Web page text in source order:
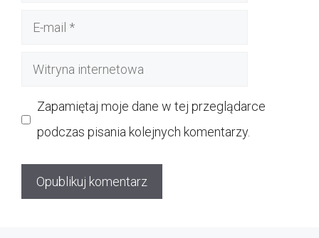
Witryna
Zapamiętaj moje dane w tej przeglądarce
podczas pisania kolejnych komentarzy.